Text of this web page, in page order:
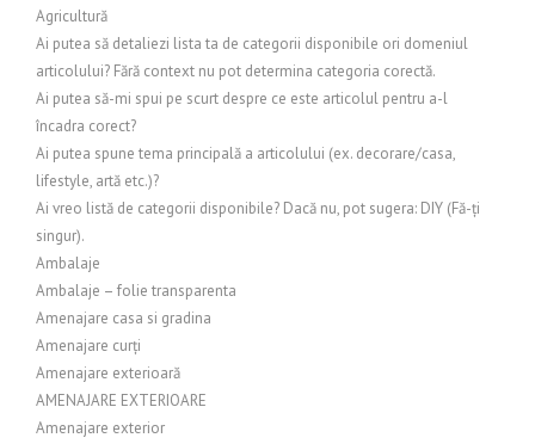
Agricultură
Ai putea să detaliezi lista ta de categorii disponibile ori domeniul
articolului? Fără context nu pot determina categoria corectă.
Ai putea să-mi spui pe scurt despre ce este articolul pentru a-l
încadra corect?
Ai putea spune tema principală a articolului (ex. decorare/casa,
lifestyle, artă etc.)?
Ai vreo listă de categorii disponibile? Dacă nu, pot sugera: DIY (Fă-ți
singur).
Ambalaje
Ambalaje – folie transparenta
Amenajare casa si gradina
Amenajare curți
Amenajare exterioară
AMENAJARE EXTERIOARE
Amenajare exterior